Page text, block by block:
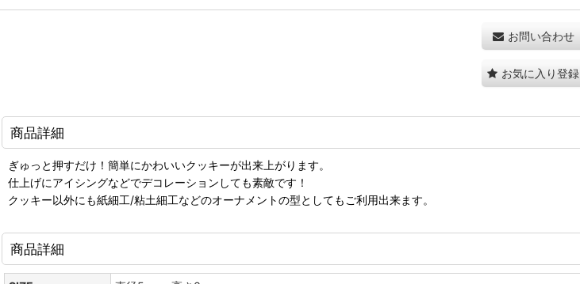
お問い合わせ
お気に入り登録
商品詳細
ぎゅっと押すだけ！簡単にかわいいクッキーが出来上がります。
仕上げにアイシングなどでデコレーションしても素敵です！
クッキー以外にも紙細工/粘土細工などのオーナメントの型としてもご利用出来ます。
商品詳細